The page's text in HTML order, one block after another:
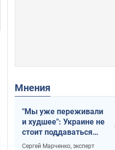
Мнения
"Мы уже переживали
и худшее": Украине не
стоит поддаваться
отчаянию из-за
Сергей Марченко, эксперт